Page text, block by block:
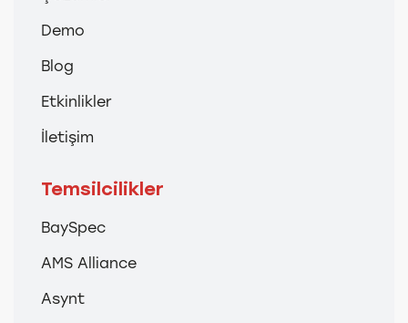
Demo
Blog
Etkinlikler
İletişim
Temsilcilikler
BaySpec
AMS Alliance
Asynt